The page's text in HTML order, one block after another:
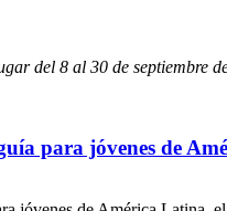
del 8 al 30 de septiembre
para jóvenes de